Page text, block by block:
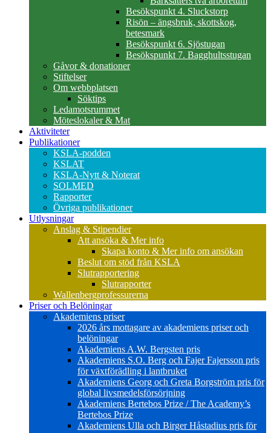
Besökspunkt 4. Sluckstorp
Risön – ängsbruk, skottskog,
betesmark
Besökspunkt 6. Sjöstugan
Besökspunkt 7. Bagghultsstugan
Gåvor & donationer
Stiftelser
Om webbplatsen
Söktips
Ledamotsrummet
Möteslokaler & Mat
Aktiviteter
Publikationer
KSLA-podden
KSLAT
KSLA-Nytt & Noterat
SOLMED
Rapporter
Övriga publikationer
Utlysningar
Anslag & Stipendier
Att ansöka & Mer info
Skapa konto & Mer info om ansökan
Beslut om stöd från KSLA
Slutrapportering
Slutrapporter
Wallenbergprofessurerna
Priser och Belöningar
Akademiens priser
2026 års mottagare av akademiens priser och
belöningar
Akademiens A.W. Bergsten pris
Akademiens S.O. Berg och Fajer Fajersson pris
för växtförädling i lantbruket
Akademiens Georg och Greta Borgström pris för
global livsmedelsförsörjning
Akademiens Bertebos Prize / The Academy’s
Bertebos Prize
Akademiens Ulla och Birger Håstadius pris för